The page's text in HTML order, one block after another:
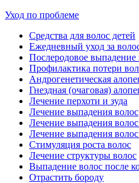
Уход по проблеме
Средства для волос детей
Ежедневный уход за
Послеродовое выпадение
Профилактика потери
Андрогенетическая
Гнездная (очаговая)
Лечение перхоти и зуда
Лечение выпадения волос
Лечение выпадения
Лечение выпадения волос
Стимуляция роста волос
Лечение структуры волос
Выпадение волос после
Отрастить бороду